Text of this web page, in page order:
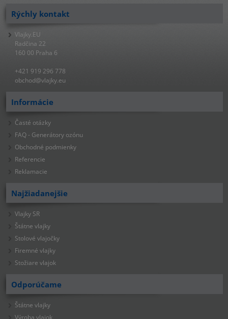
Rýchly kontakt
Vlajky.EU
Radčina 22
160 00 Praha 6
+421 919 296 778
obchod@vlajky.eu
Informácie
Časté otázky
FAQ - Generátory ozónu
Obchodné podmienky
Referencie
Reklamacie
Najžiadanejšie
Vlajky SR
Štátne vlajky
Stolové vlajočky
Firemné vlajky
Stožiare vlajok
Odporúčame
Štátne vlajky
Výroba vlajok